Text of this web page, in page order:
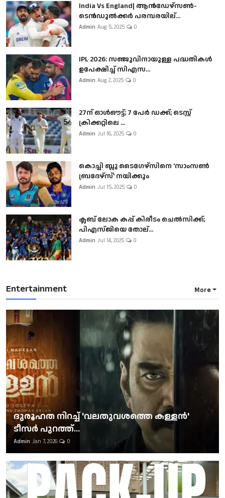
India Vs England| ആൻഡേഴ്സൺ-
ടെൻഡുല്‍ക്കർ പരമ്പരയില്...
Admin Aug 5, 2025 0
IPL 2026: സഞ്ജുവിനായുള്ള പദ്ധതികൾ
ഉപേക്ഷിച്ച് സിഎസ...
Admin Aug 2, 2025 0
27ന് ഓൾഔട്ട്; 7 പേർ ഡക്ക്; ടെസ്റ്റ്
ക്രിക്കറ്റിലെ ...
Admin Jul 16, 2025 0
കൊച്ചി ബ്ലൂ ടൈഗേഴ്സിനെ 'സാംസൺ
ബ്രദേഴ്സ്' നയിക്കും
Admin Jul 15, 2025 0
ക്ലബ് ലോക കപ്പ് കിരീടം ചെല്‍സിക്ക്;
പിഎസ്ജിയെ തോല്...
Admin Jul 14, 2025 0
Entertainment More
ദുരൂഹത നിറച്ച് 'വലതുവശത്തെ കള്ളന്‍'
ടീസര്‍ പുറത്ത്...
Admin Jan 7, 2026 0